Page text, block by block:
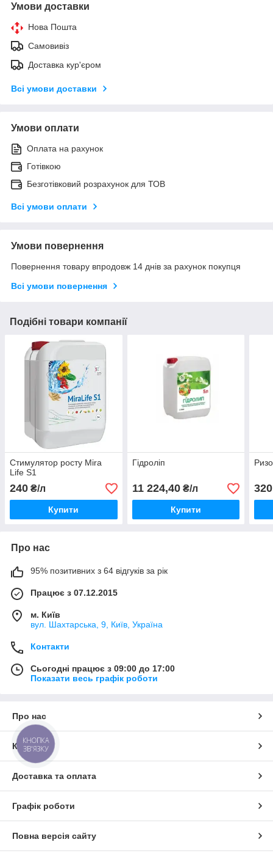
Умови доставки
Нова Пошта
Самовивіз
Доставка кур'єром
Всі умови доставки
Умови оплати
Оплата на рахунок
Готівкою
Безготівковий розрахунок для ТОВ
Всі умови оплати
Умови повернення
Повернення товару впродовж 14 днів за рахунок покупця
Всі умови повернення
Подібні товари компанії
Стимулятор росту Mira
Life S1
240 ₴/л
Купити
Гідроліп
11 224,40₴/л
Купити
320
Про нас
95% позитивних з 64 відгуків за рік
Працює з 07.12.2015
м. Київ
вул. Шахтарська, 9, Київ, Україна
Контакти
Сьогодні працює з 09:00 до 17:00
Показати весь графік роботи
Про нас
Контакти
Доставка та оплата
Графік роботи
Повна версія сайту
КНОПКА
ЗВ'ЯЗКУ